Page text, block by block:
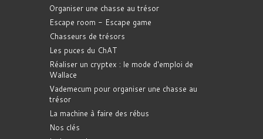
Organiser une chasse au trésor
Escape room - Escape game
Chasseurs de trésors
Les puces du ChAT
Réaliser un cryptex : le mode d'emploi de
Wallace
Vademecum pour organiser une chasse au
trésor
La machine à faire des rébus
Nos clés